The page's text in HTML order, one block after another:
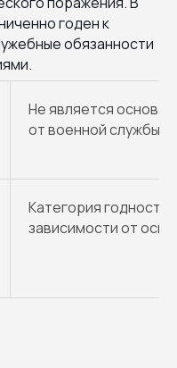
годен к
обязанности
Не является
от военной службы
Категория годности
зависимости от